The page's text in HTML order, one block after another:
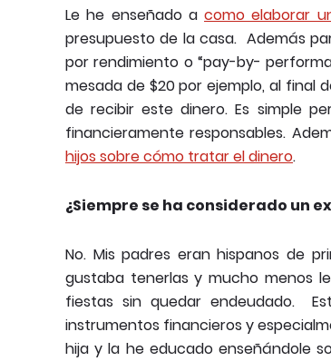
Le he enseñado a como elaborar
presupuesto de la casa. Además
por rendimiento o “pay-by-
mesada de $20 por ejemplo, al final
de recibir este dinero. Es simple
financieramente responsables.
hijos sobre cómo tratar el dinero.
¿Siempre se ha considerado un
No. Mis padres eran hispanos de
gustaba tenerlas y mucho menos
fiestas sin quedar endeudado.
instrumentos financieros y
hija y la he educado enseñándole